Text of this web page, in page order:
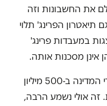
את החשבונות וזה
הפרינג' תלוי
במעבדות פרינג'
אינן מסכנות אותה.
כל התרבות שאתם רואים ממומנת על ידי המדינה ב-500 מיליון
זה אולי נשמע הרבה,